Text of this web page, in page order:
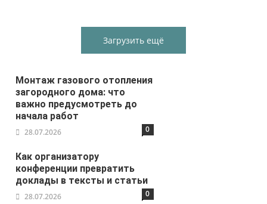
Загрузить ещё
Монтаж газового отопления
загородного дома: что
важно предусмотреть до
начала работ
28.07.2026 0
Как организатору
конференции превратить
доклады в тексты и статьи
28.07.2026 0